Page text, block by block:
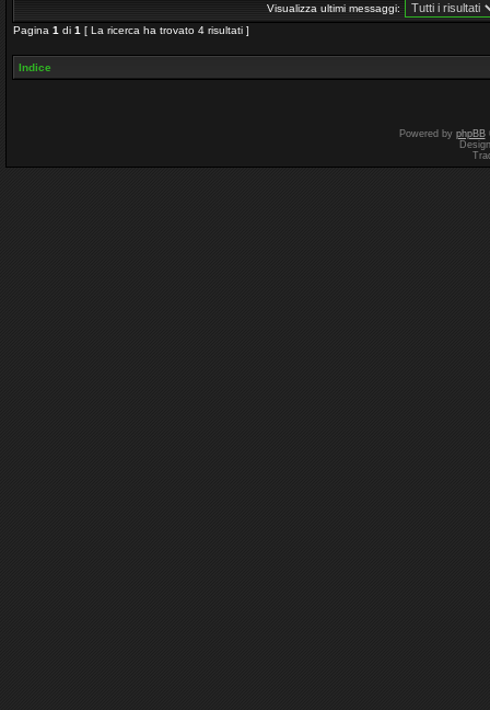
Visualizza ultimi messaggi:
Pagina 1 di 1 [ La ricerca ha trovato 4 risultati ]
Indice
Powered by phpBB